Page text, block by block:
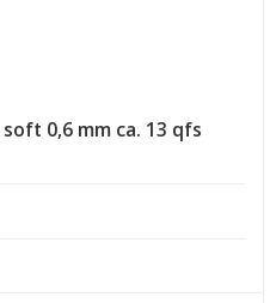
0,6 mm ca. 13 qfs